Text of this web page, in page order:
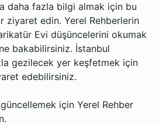
daha fazla bilgi almak için bu
ziyaret edin. Yerel Rehberlerin
Evi düşüncelerini okumak
bakabilirsiniz. İstanbul
gezilecek yer keşfetmek için
edebilirsiniz.
için Yerel Rehber